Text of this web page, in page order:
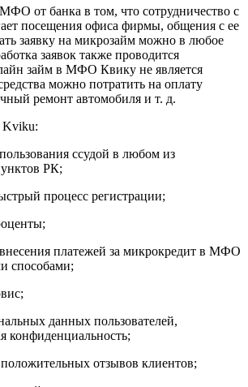
от банка в том, что сотрудничество с
посещения офиса фирмы, общения с ее
заявку на микрозайм можно в любое
заявок также проводится
займ в МФО Квику не является
можно потратить на оплату
ремонт автомобиля и т. д.
Kviku:
ссудой в любом из
РК;
процесс регистрации;
платежей за микрокредит в МФО
способами;
данных пользователей,
конфиденциальность;
отзывов клиентов;